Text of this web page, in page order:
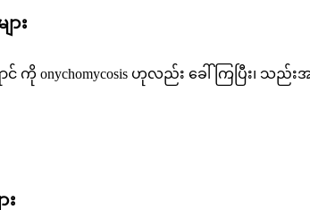
ား
ကို onychomycosis ဟုလည်း ခေါ်ကြပြီး၊ သ
း